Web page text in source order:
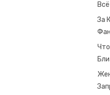
Всё
За